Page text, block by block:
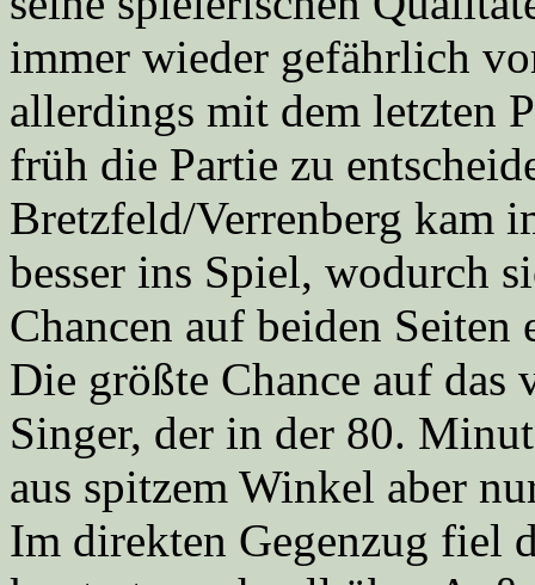
immer wieder gefährlich
allerdings mit dem letzten
früh die Partie zu
Bretzfeld/Verrenberg kam
besser ins Spiel, wodurch
Chancen auf beiden Seiten
Die größte Chance auf das
Singer, der in der 80.
aus spitzem Winkel aber
Im direkten Gegenzug fiel